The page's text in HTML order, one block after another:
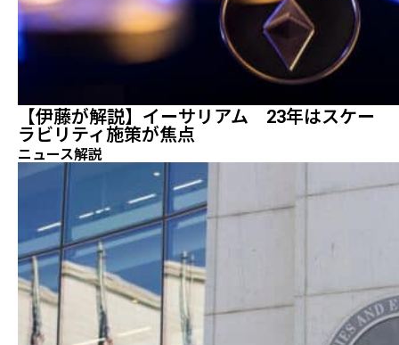
【伊藤が解説】イーサリアム 23年はスケー
ラビリティ施策が焦点
ニュース解説